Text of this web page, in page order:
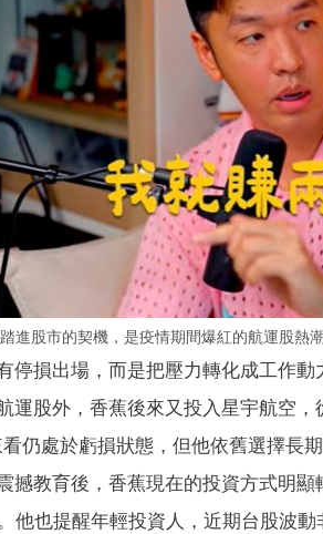
進股市的契機，是疫情期間爆紅的航運股熱
停損出場，而是把壓力轉化成工作
運股外，香蕉後來又投入星宇航空
仍處於虧損狀態，但他依舊選擇長
撼教育後，香蕉現在的投資方式明
他也提醒年輕投資人，近期台股波